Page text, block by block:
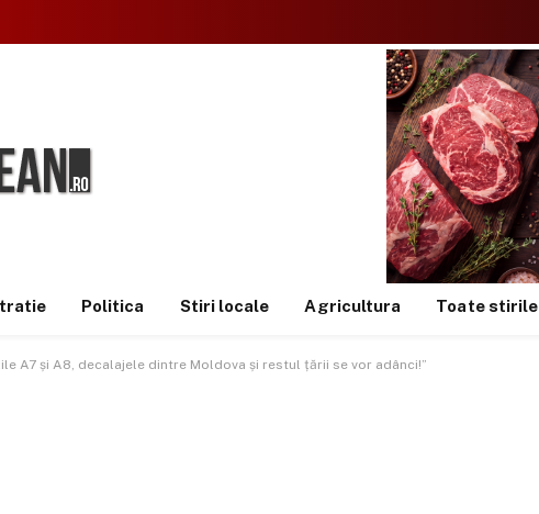
Politica Stiri locale Agricultura Toate stirile
A7 și A8, decalajele dintre Moldova și restul țării se vor adânci!”